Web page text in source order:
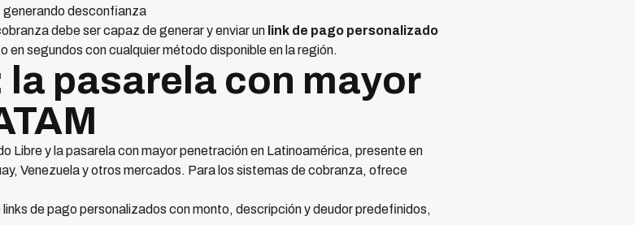
generando desconfianza
debe ser capaz de generar y enviar un link de pago personalizado
segundos con cualquier método disponible en la región.
pasarela con mayor
Libre y la pasarela con mayor penetración en Latinoamérica, presente en
Venezuela y otros mercados. Para los sistemas de cobranza, ofrece
de pago personalizados con monto, descripción y deudor predefinidos,